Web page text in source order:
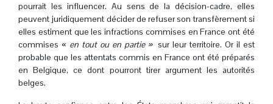
pourrait les influencer. Au sens de la décision-cadre, elles
peuvent juridiquement décider de refuser son transfèrement si
elles estiment que les infractions commises en France ont été
commises « en tout ou en partie » sur leur territoire. Or il est
probable que les attentats commis en France ont été préparés
en Belgique, ce dont pourront tirer argument les autorités
belges.